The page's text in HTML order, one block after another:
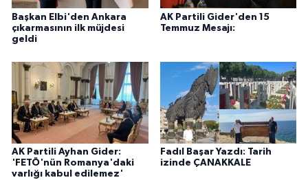
Başkan Elbi'den Ankara
çıkarmasının ilk müjdesi
geldi
AK Partili Gider'den 15
Temmuz Mesajı:
AK Partili Ayhan Gider:
'FETÖ'nün Romanya'daki
varlığı kabul edilemez'
Fadıl Başar Yazdı: Tarih
izinde ÇANAKKALE